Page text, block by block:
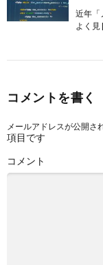
近年「
よく
コメントを書く
メールアドレスが公開さ
項目です
コメント